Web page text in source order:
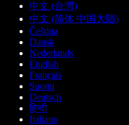
中文 (台灣)
中文 (简体 中国大陆)
Čeština
Dansk
Nederlands
English
Français
Suomi
Deutsch
हिन्दी
Italiano